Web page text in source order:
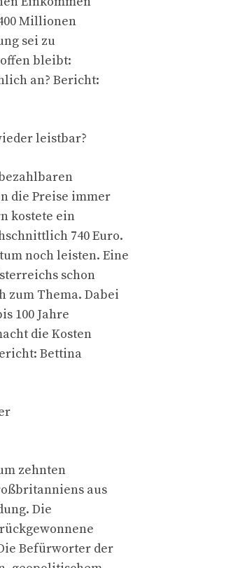
Millionen
sei zu
bleibt:
an? Bericht:
leistbar?
die Preise immer
kostete ein
740 Euro.
noch leisten. Eine
schon
zum Thema. Dabei
100 Jahre
die Kosten
Bettina
zehnten
aus
Die
Befürworter der